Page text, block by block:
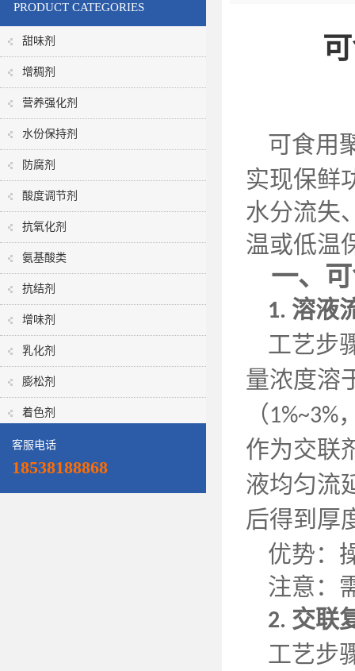
PRODUCT CATEGORIES
甜味剂
增稠剂
营养强化剂
水份保持剂
防腐剂
酸度调节剂
抗氧化剂
氨基酸类
抗结剂
增味剂
乳化剂
膨松剂
着色剂
客服电话
18538188868
可食用
实现保鲜
水分流失
温或低温
一、
1. 溶液
工艺步
量浓度溶
（1%~3%
作为交联
液均匀流
后得到厚
优势：
注意：
2. 交联
工艺步